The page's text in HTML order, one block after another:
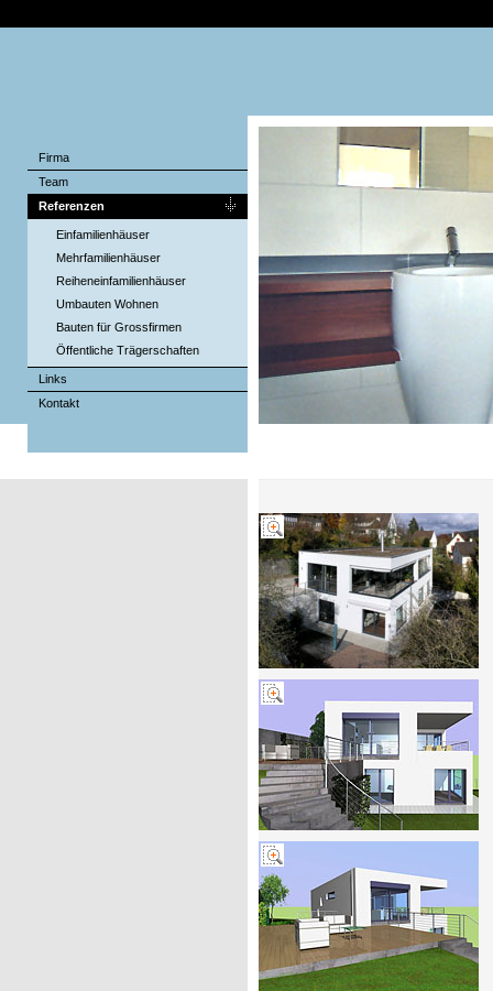
Firma
Team
Referenzen
Einfamilienhäuser
Mehrfamilienhäuser
Reiheneinfamilienhäuser
Umbauten Wohnen
Bauten für Grossfirmen
Öffentliche Trägerschaften
Links
Kontakt